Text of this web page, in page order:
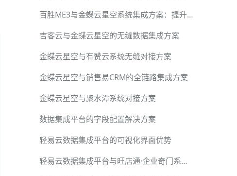
百胜ME3与金蝶云星空系统集成方案：提升退货效率与管理优化
吉客云与金蝶云星空的无缝数据集成方案
金蝶云星空与有赞云系统无缝对接方案
金蝶云星空与销售易CRM的全链路集成方案
金蝶云星空与聚水潭系统对接方案
数据集成平台的字段配置解决方案
轻易云数据集成平台的可视化界面优势
轻易云数据集成平台与旺店通·企业奇门系统对接方案